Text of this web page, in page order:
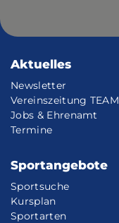
Aktuelles
Newsletter
Vereinszeitung TEAM
Jobs & Ehrenamt
Termine
Sportangebote
Sportsuche
Kursplan
Sportarten